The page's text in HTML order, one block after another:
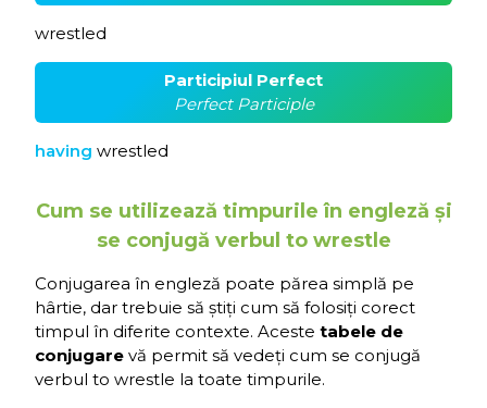
wrestled
Participiul Perfect
Perfect Participle
having wrestled
Cum se utilizează timpurile în engleză și
se conjugă verbul to wrestle
Conjugarea în engleză poate părea simplă pe
hârtie, dar trebuie să știți cum să folosiți corect
timpul în diferite contexte. Aceste tabele de
conjugare vă permit să vedeți cum se conjugă
verbul to wrestle la toate timpurile.